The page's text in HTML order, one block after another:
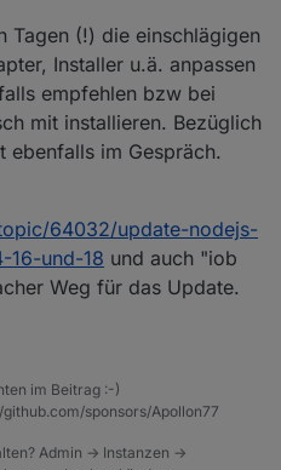
Tagen (!) die einschlägigen
Installer u.ä. anpassen
empfehlen bzw bei
mit installieren. Bezüglich
ebenfalls im Gespräch.
64032/update-nodejs-
16-und-18 und auch "iob
Weg für das Update.
im Beitrag :-)
sponsors/Apollon77
Admin -> Instanzen ->